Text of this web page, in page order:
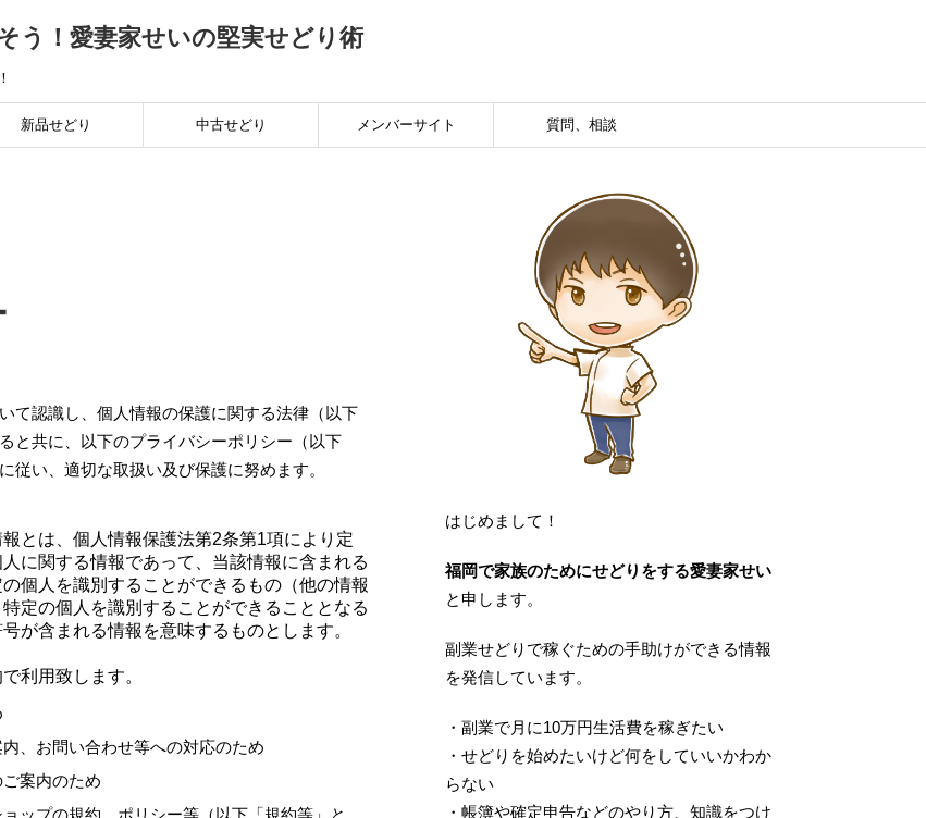
う！愛妻家せいの堅実せどり術
新品せどり 中古せどり メンバーサイト 質問、相談
て認識し、個人情報の保護に関する法律（以下
と共に、以下のプライバシーポリシー（以下
従い、適切な取扱い及び保護に努めます。
とは、個人情報保護法第2条第1項により定
に関する情報であって、当該情報に含まれる
個人を識別することができるもの（他の情報
定の個人を識別することができることとなる
が含まれる情報を意味するものとします。
利用致します。
、お問い合わせ等への対応のため
案内のため
ップの規約、ポリシー等（以下「規約等」と
はじめまして！
福岡で家族のためにせどりをする愛妻家せい
と申します。
副業せどりで稼ぐための手助けができる情報
を発信しています。
・副業で月に10万円生活費を稼ぎたい
・せどりを始めたいけど何をしていいかわか
らない
・帳簿や確定申告などのやり方、知識をつけ